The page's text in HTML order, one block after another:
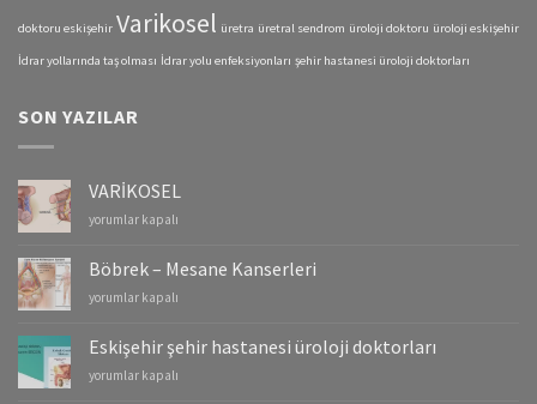
doktoru eskişehir Varikosel üretra üretral sendrom üroloji doktoru üroloji eskişehir
İdrar yollarında taş olması İdrar yolu enfeksiyonları şehir hastanesi üroloji doktorları
SON YAZILAR
VARİKOSEL
VARİKOSEL
yorumlar kapalı
Böbrek – Mesane Kanserleri
Böbrek
Mesane
Kanserleri
için
yorumlar kapalı
Eskişehir şehir hastanesi üroloji doktorları
Eskişehir
yorumlar kapalı